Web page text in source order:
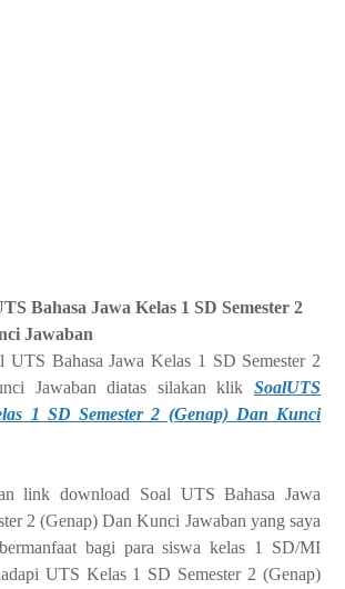
Bahasa Jawa Kelas 1 SD Semester 2
Jawaban
UTS Bahasa Jawa Kelas 1 SD Semester 2
Jawaban diatas silakan klik SoalUTS
1 SD Semester 2 (Genap) Dan Kunci
link download Soal UTS Bahasa Jawa
2 (Genap) Dan Kunci Jawaban yang saya
bagi para siswa kelas 1 SD/MI
UTS Kelas 1 SD Semester 2 (Genap)